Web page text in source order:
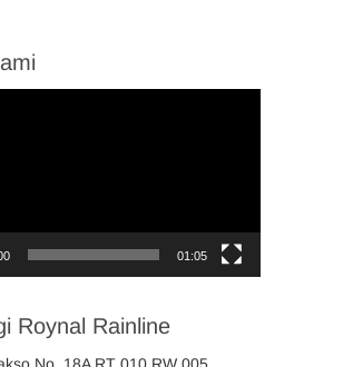
01:05
Roynal Rainline
No. 18A RT 010 RW 005,